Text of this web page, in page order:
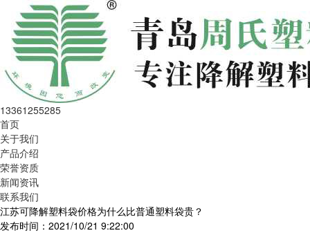
13361255285
首页
关于我们
产品介绍
荣誉资质
新闻资讯
联系我们
江苏可降解塑料袋价格为什么比普通塑料袋贵？
发布时间：2021/10/21 9:22:00